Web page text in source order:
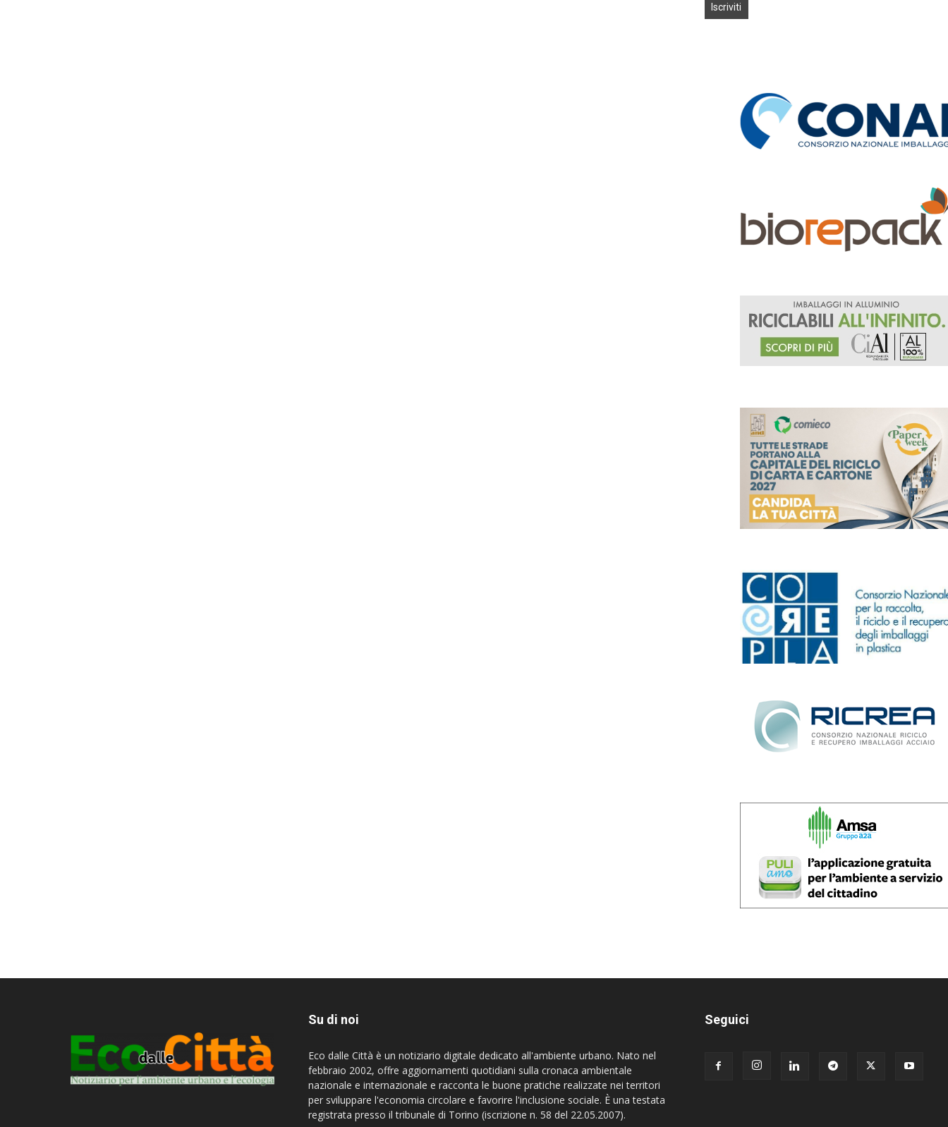
Su di noi
Eco dalle Città è un notiziario digitale dedicato all'ambiente urbano. Nato nel
febbraio 2002, offre aggiornamenti quotidiani sulla cronaca ambientale
nazionale e internazionale e racconta le buone pratiche realizzate nei territori
per sviluppare l'economia circolare e favorire l'inclusione sociale. È una testata
registrata presso il tribunale di Torino (iscrizione n. 58 del 22.05.2007).
Seguici